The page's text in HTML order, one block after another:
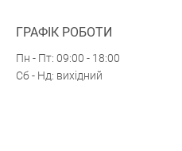
ГРАФІК РОБОТИ
Пн - Пт: 09:00 - 18:00
Сб - Нд: вихідний